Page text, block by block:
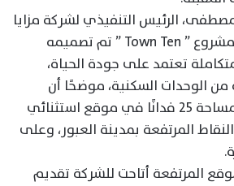
الرئيس التنفيذي لشركة مزايا
للتطوير العقاري، أن مشروع ” Town Ten ” تم تصميمه
تعتمد على جودة الحياة،
الوحدات السكنية، موضحًا أن
المشروع يقام على مساحة 25 فدانًا في موقع استثنائي
المرتفعة بمدينة العبور، وعلى
المرتفعة أتاحت للشركة تقديم